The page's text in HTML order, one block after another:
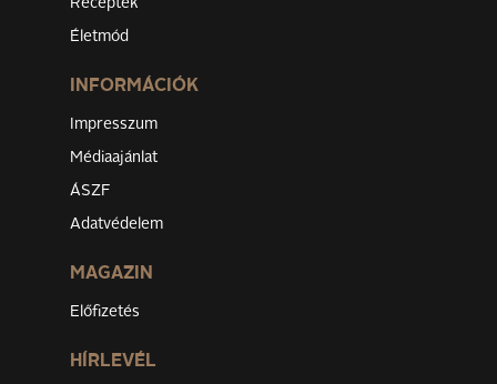
Receptek
Életmód
INFORMÁCIÓK
Impresszum
Médiaajánlat
ÁSZF
Adatvédelem
MAGAZIN
Előfizetés
HÍRLEVÉL